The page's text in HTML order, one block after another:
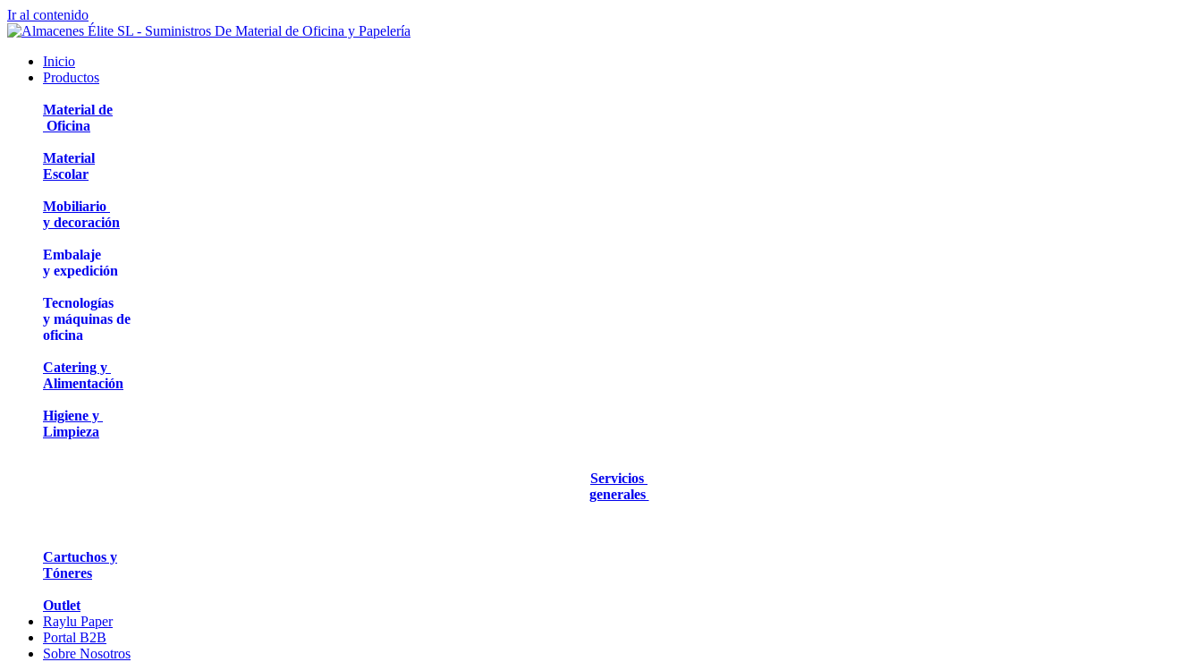
Ir al contenido
Inicio
Productos
Material de
Oficina
Material
Escolar
Mobiliario
y decoración
Embalaje
y expedición
Tecnologías
y máquinas de
oficina
Catering y
Alimentación
Higiene y
Limpieza
Servicios
generales
Cartuchos y
Tóneres
Outlet
Raylu Paper
Portal B2B
Sobre Nosotros